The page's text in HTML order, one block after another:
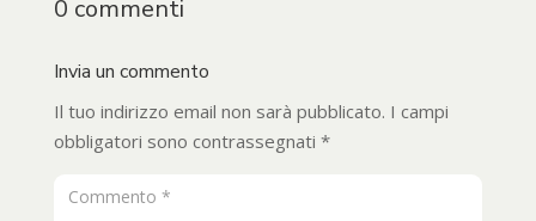
0 commenti
Invia un commento
Il tuo indirizzo email non sarà pubblicato. I campi
obbligatori sono contrassegnati *